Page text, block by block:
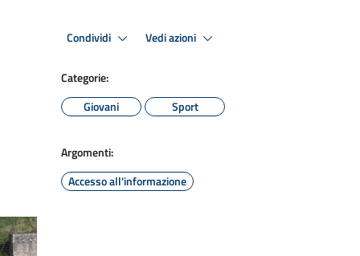
Condividi Vedi azioni
Categorie:
Giovani
Sport
Argomenti:
Accesso all'informazione